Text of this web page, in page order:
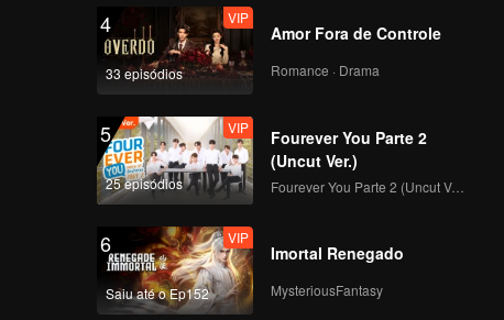
4
33 episódios
VIP
Amor Fora de Controle
Romance · Drama
5
25 episódios
VIP
Fourever You Parte 2
(Uncut Ver.)
Fourever You Parte 2 (Uncut Ver.)
6
Saiu até o Ep152
VIP
Imortal Renegado
MysteriousFantasy